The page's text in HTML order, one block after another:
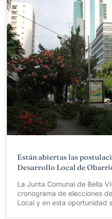
Están abiertas las
Desarrollo Local de
La Junta Comunal de Bella
cronograma de elecciones
Local y en esta oportunidad